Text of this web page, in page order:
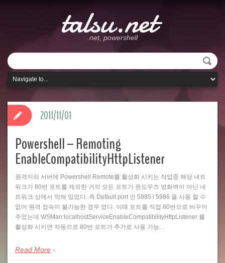
talsu.net
.net, powershell
Powershell – Remoting
EnableCompatibilityHttpListener
원격지의 서버에 Powershell Remote를 활성화 시키는 작업중 해당 네트
워크가 80번 포트를 제외한 거의 모든 포트가 윈도우즈 방화벽이 아닌 네
트워크 상에서 막혀 있었다. 즉 Default port 인 5985 / 5986 을 사용 할 수
없어 원격 접속이 불가능한 경우 였다. 이때 포트를 직접 80번으로 바꾸어
주었는데 WSMan:localhostServiceEnableCompatibilityHttpListener 를
활성화 시키면 자동으로 80번 포트가 추가로 사용 가능…
Read More
2011/11/01